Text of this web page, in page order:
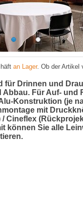
an Lager. Ob der Artikel
für Drinnen und
Für Auf- und
Konstruktion (je
mit
Cineflex
können Sie alle